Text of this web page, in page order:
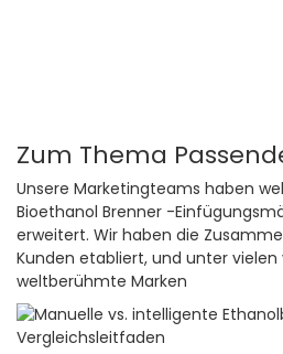
Zum Thema
Unsere Marketingteams haben
Bioethanol Brenner -
erweitert. Wir haben die
Kunden etabliert, und unter vielen
weltberühmte Marken